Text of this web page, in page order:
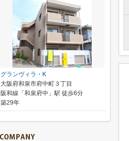
グランヴィラ・K
大阪府和泉市府中町３丁目
阪和線「和泉府中」駅 徒歩6分
築29年